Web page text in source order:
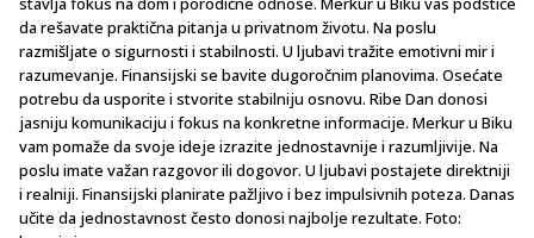
da rešavate praktična pitanja u privatnom životu. Na poslu
razmišljate o sigurnosti i stabilnosti. U ljubavi tražite emotivni mir i
razumevanje. Finansijski se bavite dugoročnim planovima. Osećate
potrebu da usporite i stvorite stabilniju osnovu. Ribe Dan donosi
jasniju komunikaciju i fokus na konkretne informacije. Merkur u Biku
vam pomaže da svoje ideje izrazite jednostavnije i razumljivije. Na
poslu imate važan razgovor ili dogovor. U ljubavi postajete direktniji
i realniji. Finansijski planirate pažljivo i bez impulsivnih poteza. Danas
učite da jednostavnost često donosi najbolje rezultate. Foto: